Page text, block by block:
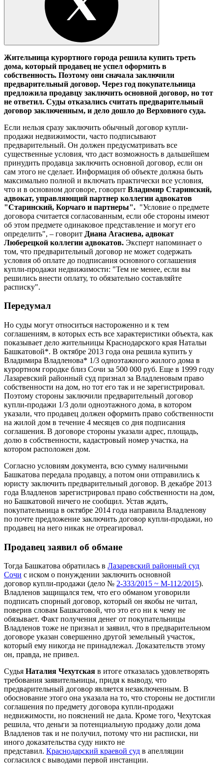
Жительница курортного города решила купить треть
дома, который продавец не успел оформить в
собственность. Поэтому они сначала заключили
предварительный договор. Через год покупательница
предложила продавцу заключить основной договор, но тот
не ответил. Суды отказались считать предварительный
договор заключенным, и дело дошло до Верховного суда.
Если нельзя сразу заключить обычный договор купли-
продажи недвижимости, часто подписывают
предварительный. Он должен предусматривать все
существенные условия, что даст возможность в дальшейшем
принудить продавца заключить основной договор, если он
сам этого не сделает. Информация об объекте должна быть
максимально полной и включать практически все условия,
что и в основном договоре, говорит Владимир Старинский,
адвокат, управляющий партнер коллегии адвокатов
"Старинский, Корчаго и партнеры". "Условие о предмете
договора считается согласованным, если обе стороны имеют
об этом предмете одинаковое представление и могут его
определить", – говорит Диана Агасиева, адвокат
Люберецкой коллегии адвокатов. Эксперт напоминает о
том, что предварительный договор не может содержать
условия об оплате до подписания основного соглашения
купли-продажи недвижимости: "Тем не менее, если вы
решились внести оплату, то обязательно составляйте
расписку".
Передумал
Но суды могут относиться настороженно и к тем
соглашениям, в которых есть все характеристики объекта, как
показывает дело жительницы Краснодарского края Натальи
Башкатовой*. В октябре 2013 года она решила купить у
Владимира Владленова* 1/3 одноэтажного жилого дома в
курортном городке близ Сочи за 500 000 руб. Еще в 1999 году
Лазаревский районный суд признал за Владленовым право
собственности на дом, но тот его так и не зарегистрировал.
Поэтому стороны заключили предварительный договор
купли-продажи 1/3 доли одноэтажного дома, в котором
указали, что продавец должен оформить право собственности
на жилой дом в течение 4 месяцев со дня подписания
соглашения. В договоре стороны указали адрес, площадь,
долю в собственности, кадастровый номер участка, на
котором расположен дом.
Согласно условиям документа, всю сумму наличными
Башкатова передала продавцу, а потом они отправились к
юристу заключить предварительный договор. В декабре 2013
года Владленов зарегистрировал право собственности на дом,
но Башкатовой ничего не сообщил. Устав ждать,
покупательница в октябре 2014 года направила Владленову
по почте предложение заключить договор купли-продажи, но
продавец на него никак не отреагировал.
Продавец заявил об обмане
Тогда Башкатова обратилась в Лазаревский районный суд
Сочи с иском о понуждении заключить основной
договор купли-продажи (дело № 2-333/2015 ~ М-112/2015).
Владленов защищался тем, что его обманом уговорили
подписать спорный договор, который он якобы не читал,
поверив словам Башкатовой, что это его ни к чему не
обязывает. Факт получения денег от покупательницы
Владленов тоже не признал и заявил, что в предварительном
договоре указан совершенно другой земельный участок,
который ему никогда не принадлежал. Доказательств этому
он, правда, не привел.
Судья Наталия Чехутская в итоге отказалась удовлетворять
требования заявительницы, придя к выводу, что
предварительный договор является незаключенным. В
обоснование этого она указала на то, что стороны не достигли
соглашения по предмету договора купли-продажи
недвижимости, но пояснений не дала. Кроме того, Чехутская
решила, что деньги за потенциальную продажу доли дома
Владленов так и не получил, потому что ни расписки, ни
иного доказательства суду никто не
представил. Краснодарский краевой суд в апелляции
согласился с выводами первой инстанции.